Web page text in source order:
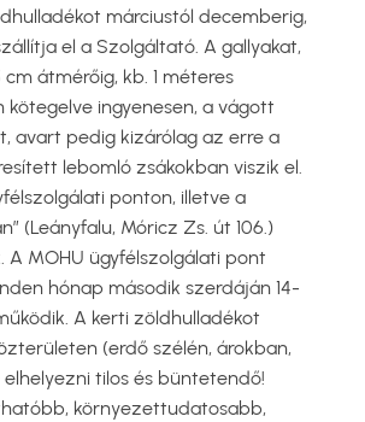
márciustól decemberig,
el a Szolgáltató. A gallyakat,
cm átmérőig, kb. 1 méteres
kötegelve ingyenesen, a vágott
avart pedig kizárólag az erre a
lebomló zsákokban viszik el.
ponton, illetve a
(Leányfalu, Móricz Zs. út 106.)
A MOHU ügyfélszolgálati pont
hónap második szerdáján 14-
A kerti zöldhulladékot
(erdő szélén, árokban,
tilos és büntetendő!
környezettudatosabb,